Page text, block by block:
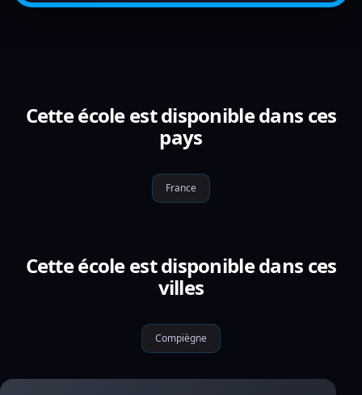
Cette école est disponible dans ces
pays
France
Cette école est disponible dans ces
villes
Compiègne